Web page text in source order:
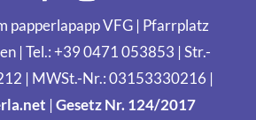
papperlapapp VFG | Pfarrplatz
| Tel.: +39 0471 053853 | Str.-
| MWSt.-Nr.: 03153330216 |
|Gesetz Nr. 124/2017